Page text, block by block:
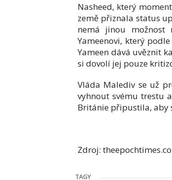
Nasheed, který
země přiznala status
nemá jinou
Yameenovi, který
Yameen dává uvěznit
si dovolí jej pouze
Vláda Malediv se už
vyhnout svému trestu
Británie připustila, aby
Zdroj:
TAGY